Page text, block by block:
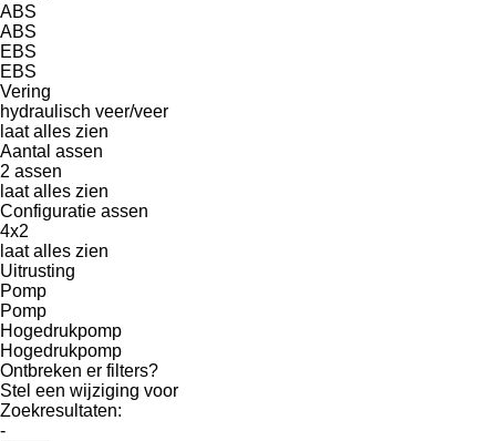
ABS
ABS
EBS
EBS
Vering
hydraulisch veer/veer
laat alles zien
Aantal assen
2 assen
laat alles zien
Configuratie assen
4x2
laat alles zien
Uitrusting
Pomp
Pomp
Hogedrukpomp
Hogedrukpomp
Ontbreken er filters?
Stel een wijziging voor
Zoekresultaten:
-